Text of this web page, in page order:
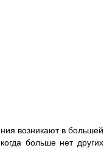
возникают в большей
больше нет других